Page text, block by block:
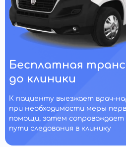
Бесплатная
до клиники
К пациенту выезжает врач-
при необходимости меры
помощи, затем
пути следования в клинику